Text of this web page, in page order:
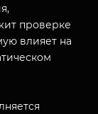
проверке
влияет на